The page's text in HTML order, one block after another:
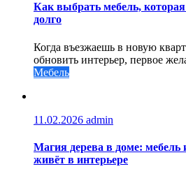
Как выбрать мебель,
долго
Когда въезжаешь в новую
обновить интерьер, первое
Мебель
11.02.2026 admin
Магия дерева в доме: мебель
живёт в интерьере